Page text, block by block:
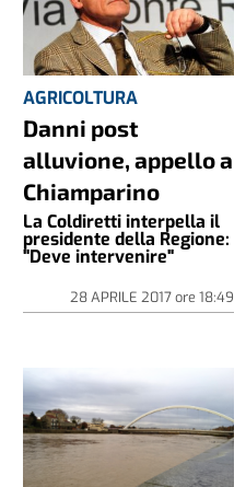
AGRICOLTURA
Danni post
alluvione, appello a
Chiamparino
La Coldiretti interpella il
presidente della Regione:
"Deve intervenire"
28 APRILE 2017ore 18:49